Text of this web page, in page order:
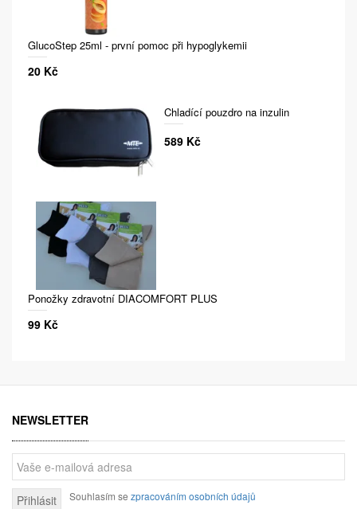
GlucoStep 25ml - první pomoc při hypoglykemii
20 Kč
Chladící pouzdro na inzulin
589 Kč
Ponožky zdravotní DIACOMFORT PLUS
99 Kč
NEWSLETTER
Přihlásit Souhlasím se zpracováním osobních údajů